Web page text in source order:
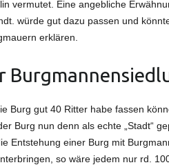
vermutet. Eine angebliche
würde gut dazu passen und
erklären.
Burg gut 40 Ritter habe fassen
Burg nun denn als echte „Stadt“
Entstehung einer Burg mit
so wäre jedem nur rd.